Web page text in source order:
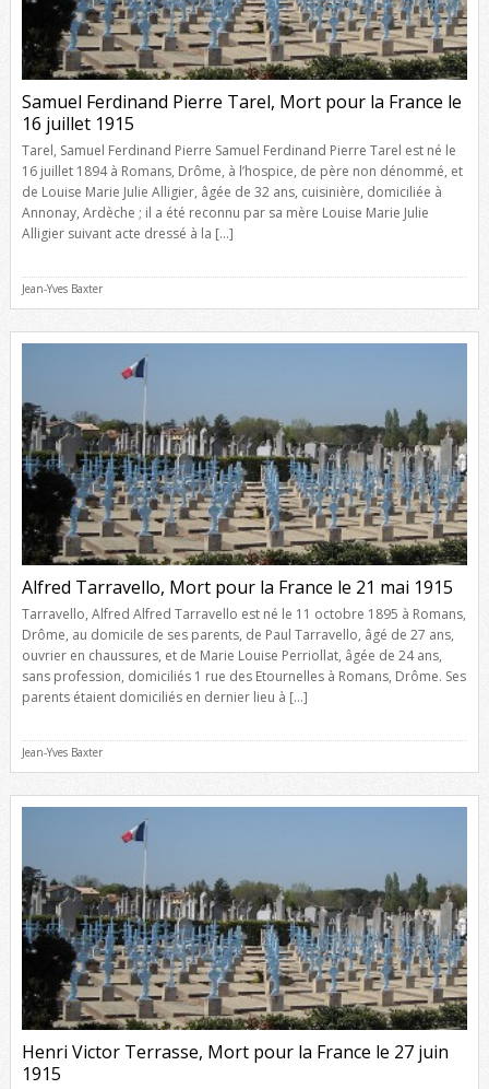
Samuel Ferdinand Pierre Tarel, Mort pour la France le
16 juillet 1915
Tarel, Samuel Ferdinand Pierre Samuel Ferdinand Pierre Tarel est né le
16 juillet 1894 à Romans, Drôme, à l’hospice, de père non dénommé, et
de Louise Marie Julie Alligier, âgée de 32 ans, cuisinière, domiciliée à
Annonay, Ardèche ; il a été reconnu par sa mère Louise Marie Julie
Alligier suivant acte dressé à la […]
Jean-Yves Baxter
Alfred Tarravello, Mort pour la France le 21 mai 1915
Tarravello, Alfred Alfred Tarravello est né le 11 octobre 1895 à Romans,
Drôme, au domicile de ses parents, de Paul Tarravello, âgé de 27 ans,
ouvrier en chaussures, et de Marie Louise Perriollat, âgée de 24 ans,
sans profession, domiciliés 1 rue des Etournelles à Romans, Drôme. Ses
parents étaient domiciliés en dernier lieu à […]
Jean-Yves Baxter
Henri Victor Terrasse, Mort pour la France le 27 juin
1915